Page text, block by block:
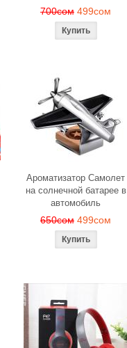
700сом 499сом
Ароматизатор Самолет
на солнечной батарее в
автомобиль
650сом 499сом